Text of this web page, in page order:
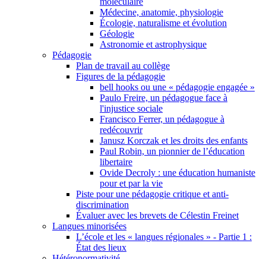
Médecine, anatomie, physiologie
Écologie, naturalisme et évolution
Géologie
Astronomie et astrophysique
Pédagogie
Plan de travail au collège
Figures de la pédagogie
bell hooks ou une « pédagogie engagée »
Paulo Freire, un pédagogue face à
l'injustice sociale
Francisco Ferrer, un pédagogue à
redécouvrir
Janusz Korczak et les droits des enfants
Paul Robin, un pionnier de l’éducation
libertaire
Ovide Decroly : une éducation humaniste
pour et par la vie
Piste pour une pédagogie critique et anti-
discrimination
Évaluer avec les brevets de Célestin Freinet
Langues minorisées
L’école et les « langues régionales » - Partie 1 :
État des lieux